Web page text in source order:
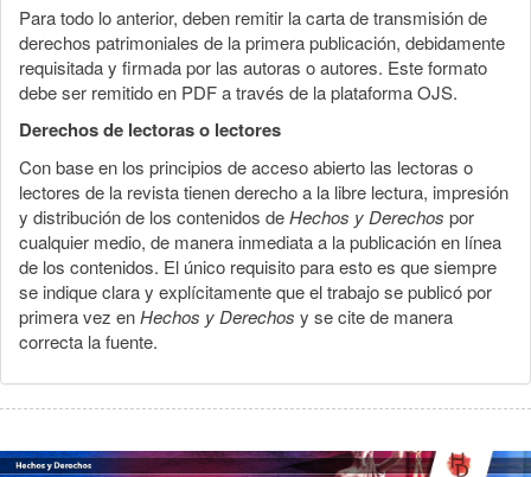
Para todo lo anterior, deben remitir la carta de transmisión de
derechos patrimoniales de la primera publicación, debidamente
requisitada y firmada por las autoras o autores. Este formato
debe ser remitido en PDF a través de la plataforma OJS.
Derechos de lectoras o lectores
Con base en los principios de acceso abierto las lectoras o
lectores de la revista tienen derecho a la libre lectura, impresión
y distribución de los contenidos deHechos y Derechos por
cualquier medio, de manera inmediata a la publicación en línea
de los contenidos. El único requisito para esto es que siempre
se indique clara y explícitamente que el trabajo se publicó por
primera vez enHechos y Derechos y se cite de manera
correcta la fuente.